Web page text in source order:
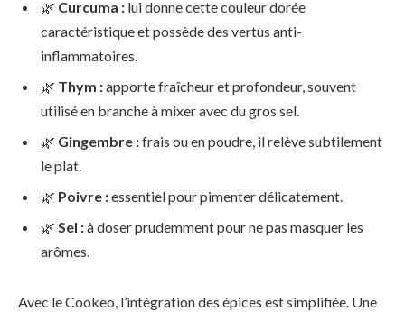
🌿 Curcuma : lui donne cette couleur dorée
caractéristique et possède des vertus anti-
inflammatoires.
🌿 Thym :apporte fraîcheur et profondeur, souvent
utilisé en branche à mixer avec du gros sel.
🌿 Gingembre :frais ou en poudre, il relève subtilement
le plat.
🌿 Poivre :essentiel pour pimenter délicatement.
🌿 Sel :à doser prudemment pour ne pas masquer les
arômes.
Avec le Cookeo, l’intégration des épices est simplifiée. Une